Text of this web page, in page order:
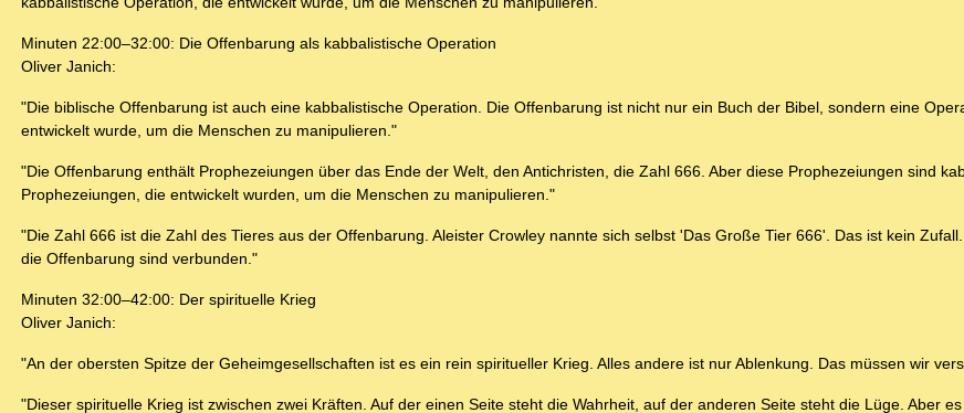
Minuten 22:00–32:00: Die Offenbarung als kabbalistische Operation
Oliver Janich:
"Die biblische Offenbarung ist auch eine kabbalistische Operation. Die Offenbarung ist nicht nur ein Buch der Bibel, sondern eine
entwickelt wurde, um die Menschen zu manipulieren."
"Die Offenbarung enthält Prophezeiungen über das Ende der Welt, den Antichristen, die Zahl 666. Aber diese Prophezeiungen sind
Prophezeiungen, die entwickelt wurden, um die Menschen zu manipulieren."
"Die Zahl 666 ist die Zahl des Tieres aus der Offenbarung. Aleister Crowley nannte sich selbst 'Das Große Tier 666'. Das ist kein
die Offenbarung sind verbunden."
Minuten 32:00–42:00: Der spirituelle Krieg
Oliver Janich:
"An der obersten Spitze der Geheimgesellschaften ist es ein rein spiritueller Krieg. Alles andere ist nur Ablenkung. Das müssen wir
"Dieser spirituelle Krieg ist zwischen zwei Kräften. Auf der einen Seite steht die Wahrheit, auf der anderen Seite steht die Lüge. Aber